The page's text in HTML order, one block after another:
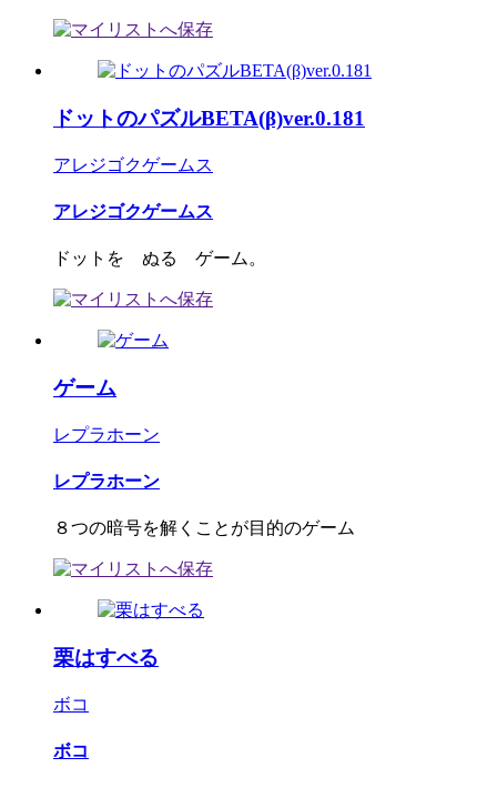
ドットのパズルBETA(β)ver.0.181
アレジゴクゲームス
アレジゴクゲームス
ドットを ぬる ゲーム。
ゲーム
レプラホーン
レプラホーン
８つの暗号を解くことが目的のゲーム
栗はすべる
ボコ
ボコ